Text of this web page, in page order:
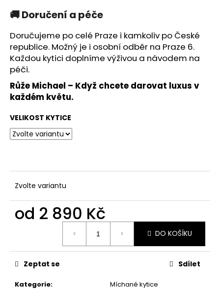
🚚 Doručení a péče
Doručujeme po celé Praze i kamkoliv po České
republice. Možný je i osobní odběr na Praze 6.
Každou kytici doplníme výživou a návodem na
péči.
Růže Michael – Když chcete darovat luxus v
každém květu.
VELIKOST KYTICE
Zvolte variantu
od 2 890 Kč
DO KOŠÍKU
Kategorie: Míchané kytice
Zeptat se Sdílet